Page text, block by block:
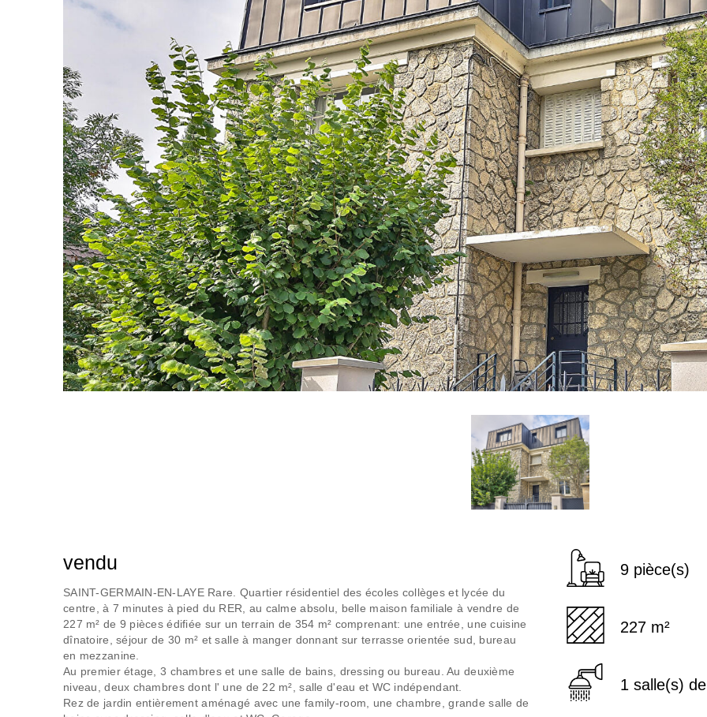
vendu
SAINT-GERMAIN-EN-LAYE Rare. Quartier résidentiel des écoles collèges et lycée du
centre, à 7 minutes à pied du RER, au calme absolu, belle maison familiale à vendre de
227 m² de 9 pièces édifiée sur un terrain de 354 m² comprenant: une entrée, une cuisine
dînatoire, séjour de 30 m² et salle à manger donnant sur terrasse orientée sud, bureau
en mezzanine.
Au premier étage, 3 chambres et une salle de bains, dressing ou bureau. Au deuxième
niveau, deux chambres dont l' une de 22 m², salle d'eau et WC indépendant.
Rez de jardin entièrement aménagé avec une family-room, une chambre, grande salle de
9 pièce(s)
227 m²
1 salle(s)